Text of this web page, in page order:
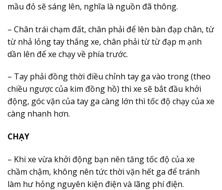
mầu đỏ sẽ sáng lên, nghĩa là nguồn đã thông.
– Chân trái chạm đất, chân phải để lên bàn đạp chân, từ
từ nhả lỏng tay thắng xe, chân phải từ từ đạp m ạnh
dần lên để xe chạy về phía trước.
– Tay phải đồng thời điều chỉnh tay ga vào trong (theo
chiều ngược của kim đồng hồ) thì xe sẽ bắt đầu khởi
động, góc vặn của tay ga càng lớn thì tốc độ chạy của xe
càng nhanh hơn.
CHẠY
– Khi xe vừa khởi động bạn nên tăng tốc độ của xe
chầm chậm, không nên tức thời vặn hết ga để tránh
làm hư hỏng nguyên kiện điện và lãng phí điện.